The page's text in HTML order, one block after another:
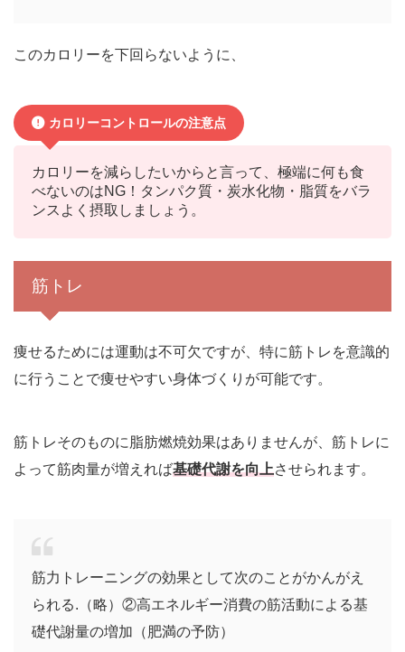
このカロリーを下回らないように、
カロリーコントロールの注意点
カロリーを減らしたいからと言って、極端に何も食
べないのはNG！タンパク質・炭水化物・脂質をバラ
ンスよく摂取しましょう。
筋トレ
痩せるためには運動は不可欠ですが、特に筋トレを意識的
に行うことで痩せやすい身体づくりが可能です。
筋トレそのものに脂肪燃焼効果はありませんが、筋トレに
よって筋肉量が増えれば基礎代謝を向上させられます。
筋力トレーニングの効果として次のことがかんがえ
られる.（略）②高エネルギー消費の筋活動による基
礎代謝量の増加（肥満の予防）